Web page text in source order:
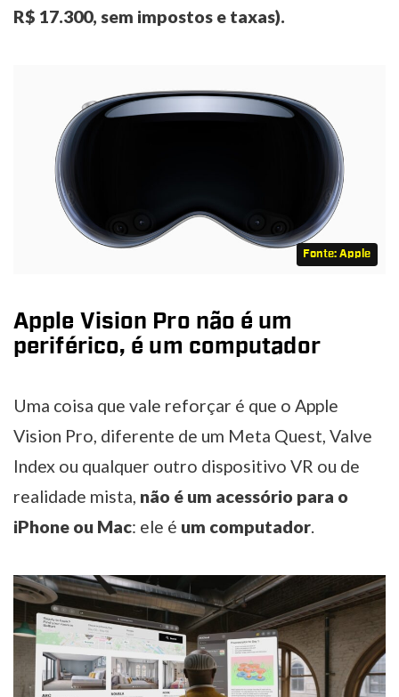
R$ 17.300, sem impostos e taxas).
Fonte: Apple
Apple Vision Pro não é um
periférico, é um computador
Uma coisa que vale reforçar é que o Apple
Vision Pro, diferente de um Meta Quest, Valve
Index ou qualquer outro dispositivo VR ou de
realidade mista, não é um acessório para o
iPhone ou Mac: ele é um computador.